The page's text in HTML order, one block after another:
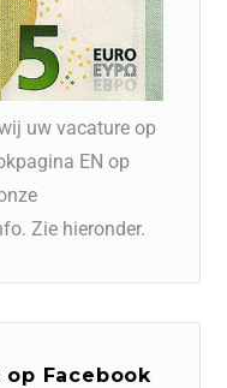
uw vacature op
EN op
Zie hieronder.
Facebook